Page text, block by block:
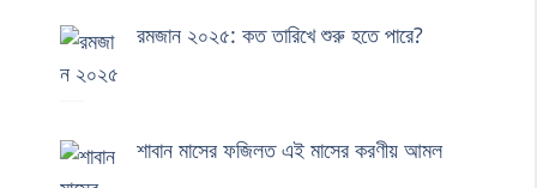
রমজান ২০২৫: কত তারিখে শুরু হতে পারে?
শাবান মাসের ফজিলত এই মাসের করণীয় আমল